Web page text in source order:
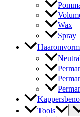
Wax
Spray
Tools